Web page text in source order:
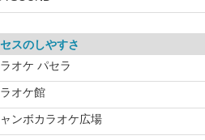
スのしやすさ
オケ パセラ
オケ館
ンボカラオケ広場